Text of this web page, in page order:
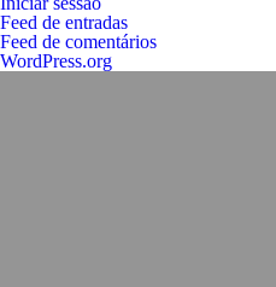
Feed de entradas
Feed de comentários
WordPress.org